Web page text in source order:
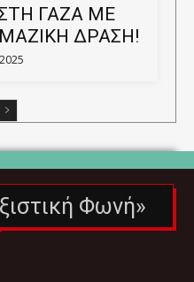
ΓΑΖΑ ΜΕ
ΔΡΑΣΗ!
Φωνή»